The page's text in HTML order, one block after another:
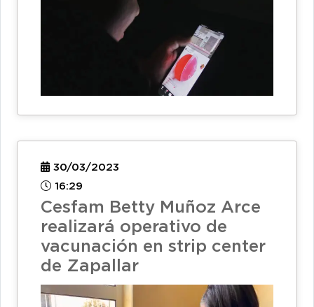
30/03/2023
16:29
Cesfam Betty Muñoz Arce
realizará operativo de
vacunación en strip center
de Zapallar